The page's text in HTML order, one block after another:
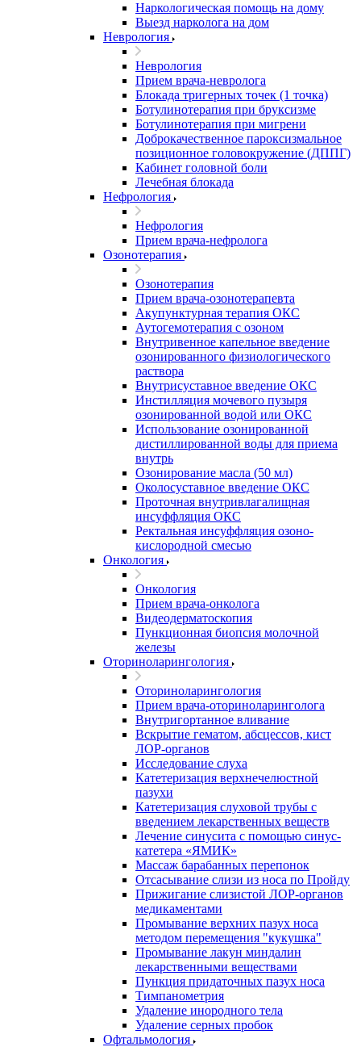
Наркологическая помощь на дому
Выезд нарколога на дом
Неврология
Неврология
Прием врача-невролога
Блокада тригерных точек (1 точка)
Ботулинотерапия при бруксизме
Ботулинотерапия при мигрени
Доброкачественное пароксизмальное
позиционное головокружение (ДППГ)
Кабинет головной боли
Лечебная блокада
Нефрология
Нефрология
Прием врача-нефролога
Озонотерапия
Озонотерапия
Прием врача-озонотерапевта
Акупунктурная терапия ОКС
Аутогемотерапия с озоном
Внутривенное капельное введение
озонированного физиологического
раствора
Внутрисуставное введение ОКС
Инстилляция мочевого пузыря
озонированной водой или ОКС
Использование озонированной
дистиллированной воды для приема
внутрь
Озонирование масла (50 мл)
Околосуставное введение ОКС
Проточная внутривлагалищная
инсуффляция ОКС
Ректальная инсуффляция озоно-
кислородной смесью
Онкология
Онкология
Прием врача-онколога
Видеодерматоскопия
Пункционная биопсия молочной
железы
Оториноларингология
Оториноларингология
Прием врача-оториноларинголога
Внутригортанное вливание
Вскрытие гематом, абсцессов, кист
ЛОР-органов
Исследование слуха
Катетеризация верхнечелюстной
пазухи
Катетеризация слуховой трубы с
введением лекарственных веществ
Лечение синусита с помощью синус-
катетера «ЯМИК»
Массаж барабанных перепонок
Отсасывание слизи из носа по Пройду
Прижигание слизистой ЛОР-органов
медикаментами
Промывание верхних пазух носа
методом перемещения "кукушка"
Промывание лакун миндалин
лекарственными веществами
Пункция придаточных пазух носа
Тимпанометрия
Удаление инородного тела
Удаление серных пробок
Офтальмология